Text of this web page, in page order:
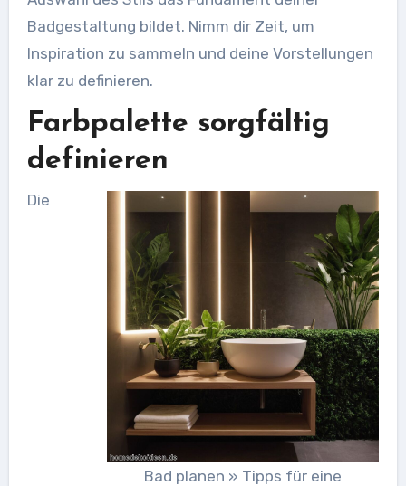
Badgestaltung bildet. Nimm dir Zeit, um
Inspiration zu sammeln und deine Vorstellungen
klar zu definieren.
Farbpalette sorgfältig
definieren
Bad planen » Tipps für eine
Die